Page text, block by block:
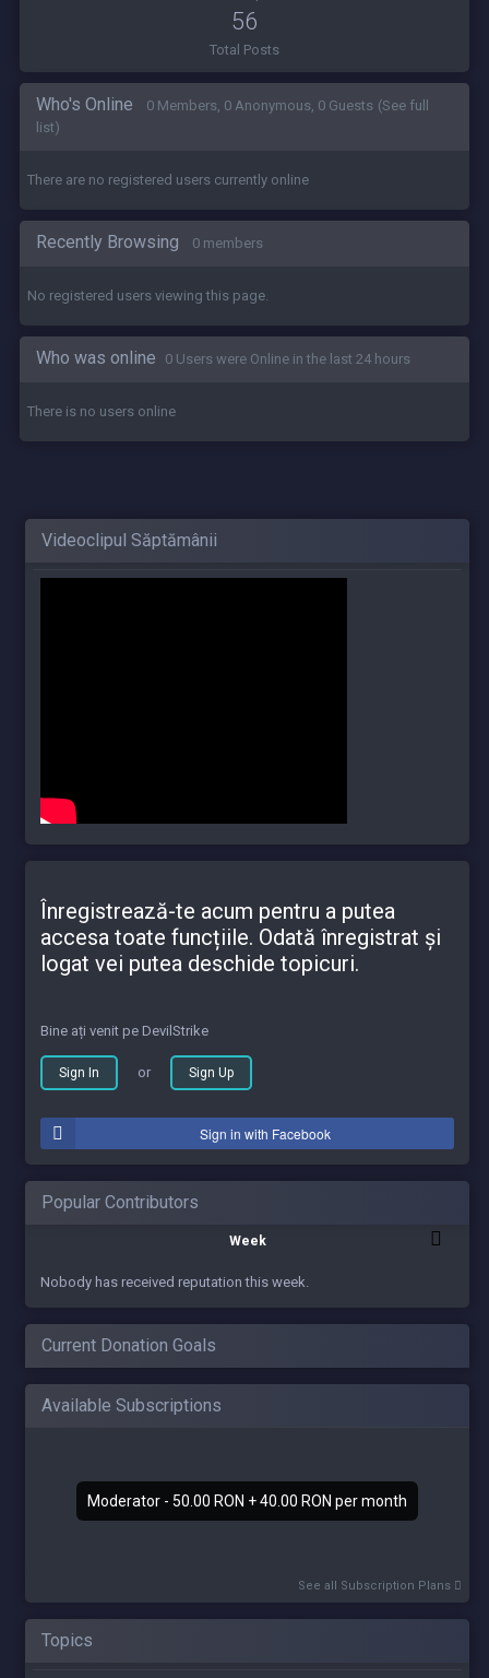
56
Total Posts
Who's Online 0 Members, 0 Anonymous, 0 Guests (See full
list)
There are no registered users currently online
Recently Browsing 0 members
No registered users viewing this page.
Who was online 0 Users were Online in the last 24 hours
There is no users online
Videoclipul Săptămânii
Înregistrează-te acum pentru a putea
accesa toate funcțiile. Odată înregistrat și
logat vei putea deschide topicuri.
Bine ați venit pe DevilStrike
Sign In or Sign Up
Sign in with Facebook
Popular Contributors
Week
Nobody has received reputation this week.
Current Donation Goals
Available Subscriptions
Moderator - 50.00 RON + 40.00 RON per month
See all Subscription Plans
Topics